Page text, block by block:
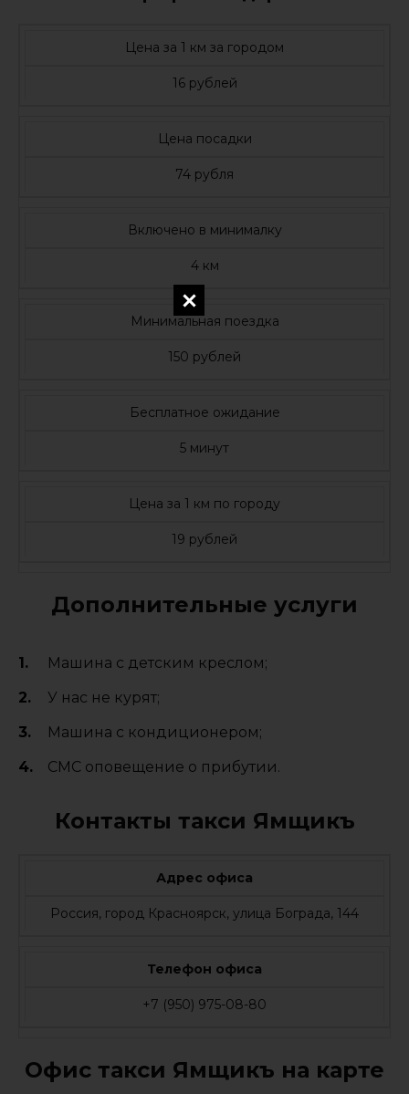
Цена за 1 км за городом
16 рублей
Цена посадки
74 рубля
Включено в минималку
4 км
Минимальная поездка
150 рублей
Бесплатное ожидание
5 минут
Цена за 1 км по городу
19 рублей
Дополнительные услуги
Машина с детским креслом;
У нас не курят;
Машина с кондиционером;
СМС оповещение о прибутии.
Контакты такси Ямщикъ
Адрес офиса
Россия, город Красноярск, улица Бограда, 144
Телефон офиса
+7 (950) 975-08-80
Офис такси Ямщикъ на карте